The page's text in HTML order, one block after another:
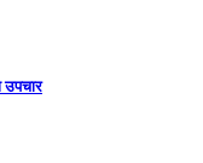
उपचार